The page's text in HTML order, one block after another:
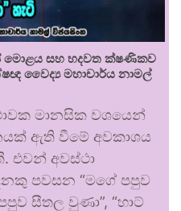
මොළය සහ හදවත ක්ෂණිකව
වෛද්‍ය මහාචාර්ය නාමල්
මානසික වශයෙන්
ඇති වීමේ අවකාශය
එවන් අවස්ථා
පවසන “මගේ පපුව
සීතල වුණා”, “හාට්